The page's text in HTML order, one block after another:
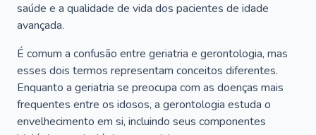
saúde e a qualidade de vida dos pacientes de idade
avançada.
É comum a confusão entre geriatria e gerontologia, mas
esses dois termos representam conceitos diferentes.
Enquanto a geriatria se preocupa com as doenças mais
frequentes entre os idosos, a gerontologia estuda o
envelhecimento em si, incluindo seus componentes